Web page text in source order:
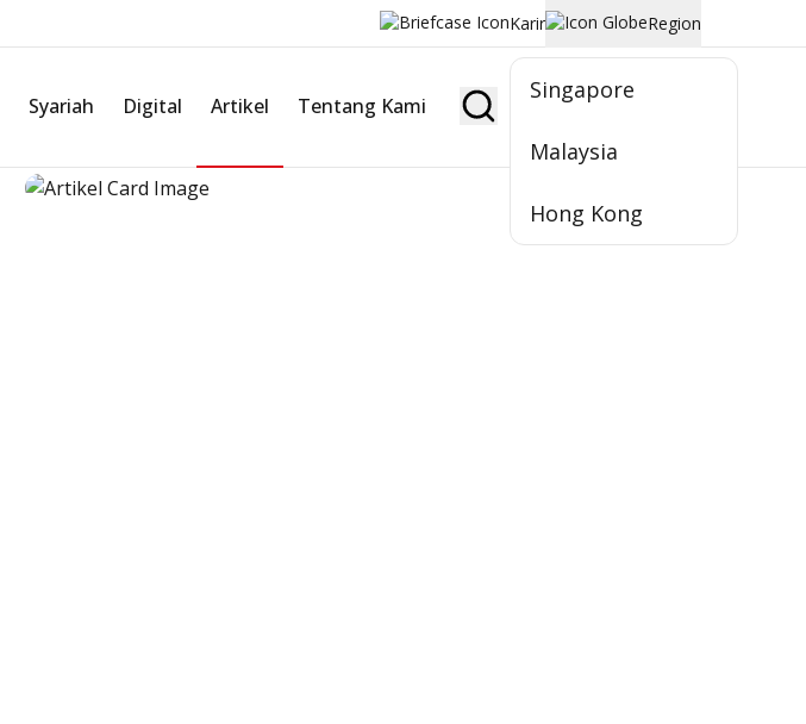
Karir Region
Singapore
Malaysia
Hong Kong
Syariah Digital Artikel Tentang Kami Jadi Nasabah